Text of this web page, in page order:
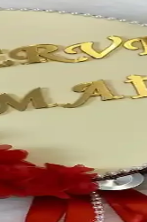
ve Düğün
kaliteli ve
ZEYMERADE
Tasarım,